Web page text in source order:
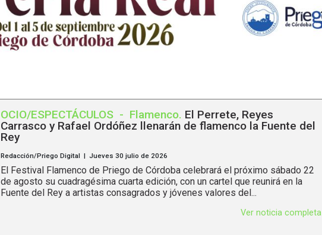
OCIO/ESPECTÁCULOS - Flamenco. El Perrete, Reyes
Carrasco y Rafael Ordóñez llenarán de flamenco la Fuente del
Rey
Redacción/Priego Digital | Jueves 30 julio de 2026
El Festival Flamenco de Priego de Córdoba celebrará el próximo sábado 22
de agosto su cuadragésima cuarta edición, con un cartel que reunirá en la
Fuente del Rey a artistas consagrados y jóvenes valores del...
Ver noticia completa